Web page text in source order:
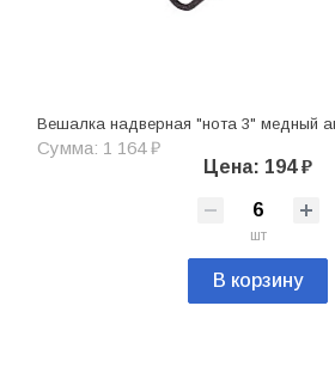
Вешалка надверная "нота 3" медный
Сумма: 1 164 ₽
Цена: 194 ₽
шт
В корзину